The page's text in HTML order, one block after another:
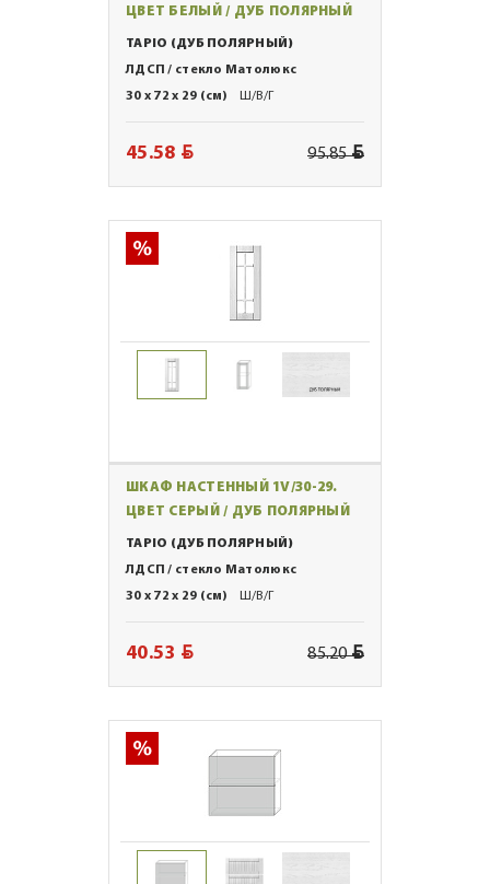
ЦВЕТ БЕЛЫЙ / ДУБ ПОЛЯРНЫЙ
TAPIO (ДУБ ПОЛЯРНЫЙ)
ЛДСП / стекло Матолюкс
30 x 72 x 29 (см)
Ш/В/Г
45.58 BYN 95.85BYN
ШКАФ НАСТЕННЫЙ 1V/30-29.
ЦВЕТ СЕРЫЙ / ДУБ ПОЛЯРНЫЙ
TAPIO (ДУБ ПОЛЯРНЫЙ)
ЛДСП / стекло Матолюкс
30 x 72 x 29 (см)
Ш/В/Г
40.53 BYN 85.20BYN